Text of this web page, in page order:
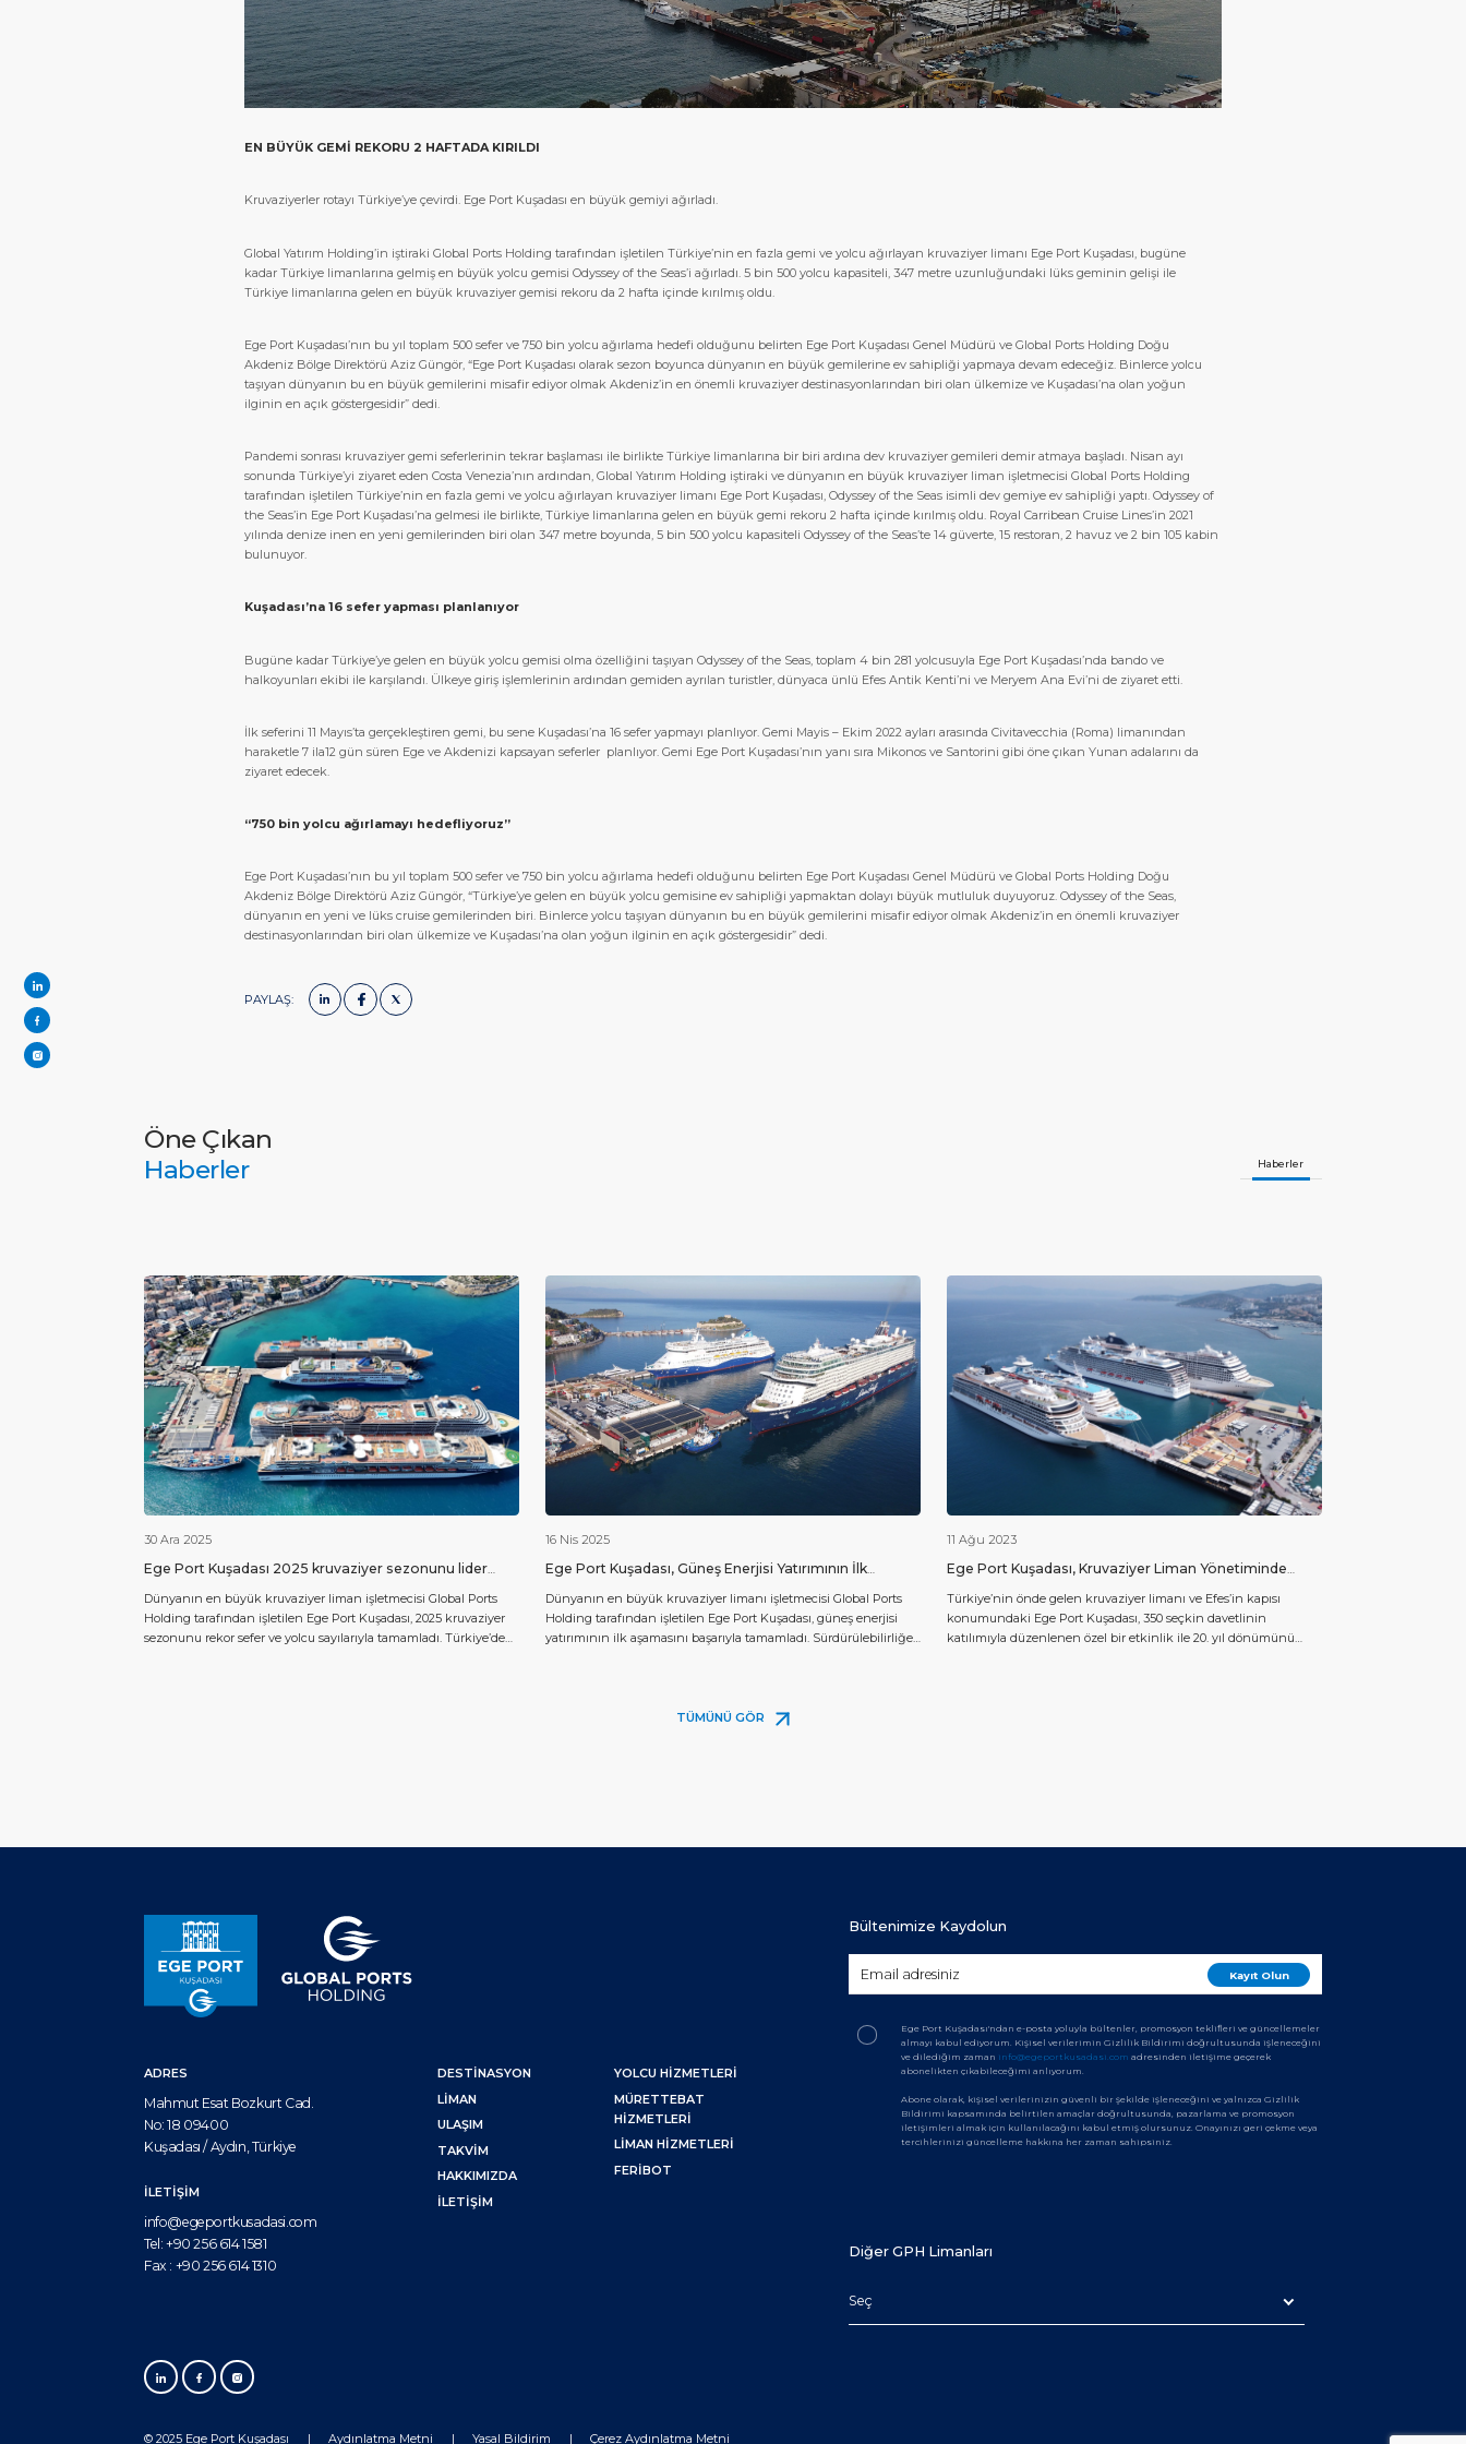
EN BÜYÜK GEMİ REKORU 2 HAFTADA KIRILDI
Kruvaziyerler rotayı Türkiye’ye çevirdi. Ege Port Kuşadası en büyük gemiyi ağırladı.
Global Yatırım Holding’in iştiraki Global Ports Holding tarafından işletilen Türkiye’nin en fazla gemi ve yolcu ağırlayan kruvaziyer limanı Ege Port Kuşadası, bugüne
kadar Türkiye limanlarına gelmiş en büyük yolcu gemisi Odyssey of the Seas’i ağırladı. 5 bin 500 yolcu kapasiteli, 347 metre uzunluğundaki lüks geminin gelişi ile
Türkiye limanlarına gelen en büyük kruvaziyer gemisi rekoru da 2 hafta içinde kırılmış oldu.
Ege Port Kuşadası’nın bu yıl toplam 500 sefer ve 750 bin yolcu ağırlama hedefi olduğunu belirten Ege Port Kuşadası Genel Müdürü ve Global Ports Holding Doğu
Akdeniz Bölge Direktörü Aziz Güngör, “Ege Port Kuşadası olarak sezon boyunca dünyanın en büyük gemilerine ev sahipliği yapmaya devam edeceğiz. Binlerce yolcu
taşıyan dünyanın bu en büyük gemilerini misafir ediyor olmak Akdeniz’in en önemli kruvaziyer destinasyonlarından biri olan ülkemize ve Kuşadası’na olan yoğun
ilginin en açık göstergesidir” dedi.
Pandemi sonrası kruvaziyer gemi seferlerinin tekrar başlaması ile birlikte Türkiye limanlarına bir biri ardına dev kruvaziyer gemileri demir atmaya başladı. Nisan ayı
sonunda Türkiye’yi ziyaret eden Costa Venezia’nın ardından, Global Yatırım Holding iştiraki ve dünyanın en büyük kruvaziyer liman işletmecisi Global Ports Holding
tarafından işletilen Türkiye’nin en fazla gemi ve yolcu ağırlayan kruvaziyer limanı Ege Port Kuşadası, Odyssey of the Seas isimli dev gemiye ev sahipliği yaptı. Odyssey of
the Seas’in Ege Port Kuşadası’na gelmesi ile birlikte, Türkiye limanlarına gelen en büyük gemi rekoru 2 hafta içinde kırılmış oldu. Royal Carribean Cruise Lines’in 2021
yılında denize inen en yeni gemilerinden biri olan 347 metre boyunda, 5 bin 500 yolcu kapasiteli Odyssey of the Seas’te 14 güverte, 15 restoran, 2 havuz ve 2 bin 105 kabin
bulunuyor.
Kuşadası’na 16 sefer yapması planlanıyor
Bugüne kadar Türkiye’ye gelen en büyük yolcu gemisi olma özelliğini taşıyan Odyssey of the Seas, toplam 4 bin 281 yolcusuyla Ege Port Kuşadası’nda bando ve
halkoyunları ekibi ile karşılandı. Ülkeye giriş işlemlerinin ardından gemiden ayrılan turistler, dünyaca ünlü Efes Antik Kenti’ni ve Meryem Ana Evi’ni de ziyaret etti.
İlk seferini 11 Mayıs’ta gerçekleştiren gemi, bu sene Kuşadası’na 16 sefer yapmayı planlıyor. Gemi Mayis – Ekim 2022 ayları arasında Civitavecchia (Roma) limanından
haraketle 7 ila12 gün süren Ege ve Akdenizi kapsayan seferler planlıyor. Gemi Ege Port Kuşadası’nın yanı sıra Mikonos ve Santorini gibi öne çıkan Yunan adalarını da
ziyaret edecek.
“750 bin yolcu ağırlamayı hedefliyoruz”
Ege Port Kuşadası’nın bu yıl toplam 500 sefer ve 750 bin yolcu ağırlama hedefi olduğunu belirten Ege Port Kuşadası Genel Müdürü ve Global Ports Holding Doğu
Akdeniz Bölge Direktörü Aziz Güngör, “Türkiye’ye gelen en büyük yolcu gemisine ev sahipliği yapmaktan dolayı büyük mutluluk duyuyoruz. Odyssey of the Seas,
dünyanın en yeni ve lüks cruise gemilerinden biri. Binlerce yolcu taşıyan dünyanın bu en büyük gemilerini misafir ediyor olmak Akdeniz’in en önemli kruvaziyer
destinasyonlarından biri olan ülkemize ve Kuşadası’na olan yoğun ilginin en açık göstergesidir” dedi.
PAYLAŞ:
Öne Çıkan
Haberler
Haberler
30 Ara 2025
Ege Port Kuşadası 2025 kruvaziyer sezonunu lider
Dünyanın en büyük kruvaziyer liman işletmecisi Global Ports
Holding tarafından işletilen Ege Port Kuşadası, 2025 kruvaziyer
sezonunu rekor sefer ve yolcu sayılarıyla tamamladı. Türkiye’de
16 Nis 2025
Ege Port Kuşadası, Güneş Enerjisi Yatırımının İlk
Dünyanın en büyük kruvaziyer limanı işletmecisi Global Ports
Holding tarafından işletilen Ege Port Kuşadası, güneş enerjisi
yatırımının ilk aşamasını başarıyla tamamladı. Sürdürülebilirliğe
önemli adım, limanın tamamen yenilenebilir enerji kaynaklarına
11 Ağu 2023
Ege Port Kuşadası, Kruvaziyer Liman Yönetiminde
Türkiye’nin önde gelen kruvaziyer limanı ve Efes’in kapısı
konumundaki Ege Port Kuşadası, 350 seçkin davetlinin
katılımıyla düzenlenen özel bir etkinlik ile 20. yıl dönümünü
TÜMÜNÜ GÖR
ADRES
Mahmut Esat Bozkurt Cad.
No: 18 09400
Kuşadası / Aydın, Türkiye
İLETİŞİM
info@egeportkusadasi.com
Tel: +90 256 614 1581
Fax : +90 256 614 1310
DESTİNASYON
LIMAN
ULAŞIM
TAKVIM
HAKKIMIZDA
İLETIŞIM
YOLCU HIZMETLERI
MÜRETTEBAT
HIZMETLERI
LIMAN HIZMETLERI
FERIBOT
Bültenimize Kaydolun
Ege Port Kuşadası'ndan e-posta yoluyla bültenler, promosyon teklifleri ve güncellemeler
almayı kabul ediyorum. Kişisel verilerimin Gizlilik Bildirimi doğrultusunda işleneceğini
ve dilediğim zaman info@egeportkusadasi.com adresinden iletişime geçerek
abonelikten çıkabileceğimi anlıyorum.
Abone olarak, kişisel verilerinizin güvenli bir şekilde işleneceğini ve yalnızca Gizlilik
Bildirimi kapsamında belirtilen amaçlar doğrultusunda, pazarlama ve promosyon
iletişimleri almak için kullanılacağını kabul etmiş olursunuz. Onayınızı geri çekme veya
tercihlerinizi güncelleme hakkına her zaman sahipsiniz.
Diğer GPH Limanları
Seç
© 2025 Ege Port Kuşadası Aydınlatma Metni Yasal Bildirim Çerez Aydınlatma Metni